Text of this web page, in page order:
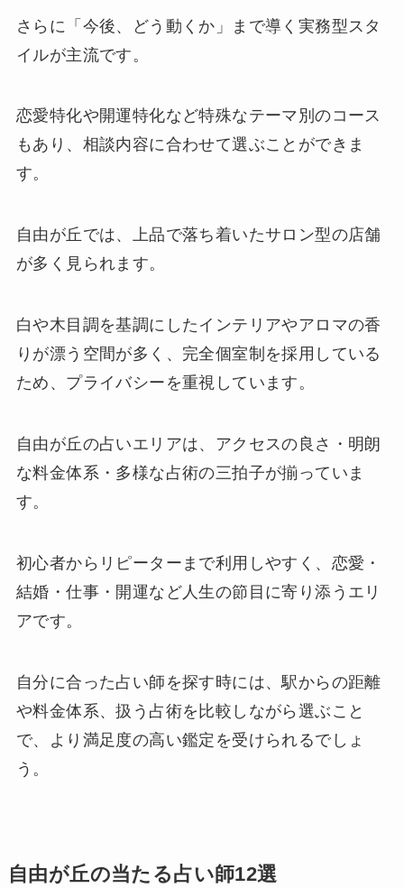
さらに「今後、どう動くか」まで導く実務型スタ
イルが主流です。
恋愛特化や開運特化など特殊なテーマ別のコース
もあり、相談内容に合わせて選ぶことができま
す。
自由が丘では、上品で落ち着いたサロン型の店舗
が多く見られます。
白や木目調を基調にしたインテリアやアロマの香
りが漂う空間が多く、完全個室制を採用している
ため、プライバシーを重視しています。
自由が丘の占いエリアは、アクセスの良さ・明朗
な料金体系・多様な占術の三拍子が揃っていま
す。
初心者からリピーターまで利用しやすく、恋愛・
結婚・仕事・開運など人生の節目に寄り添うエリ
アです。
自分に合った占い師を探す時には、駅からの距離
や料金体系、扱う占術を比較しながら選ぶこと
で、より満足度の高い鑑定を受けられるでしょ
う。
自由が丘の当たる占い師12選